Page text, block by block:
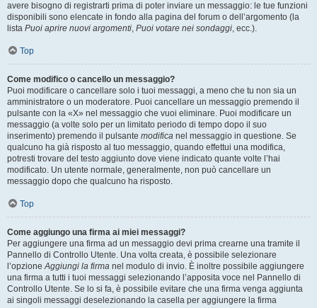
avere bisogno di registrarti prima di poter inviare un messaggio: le tue funzioni
disponibili sono elencate in fondo alla pagina del forum o dell’argomento (la
lista Puoi aprire nuovi argomenti, Puoi votare nei sondaggi, ecc.).
Top
Come modifico o cancello un messaggio?
Puoi modificare o cancellare solo i tuoi messaggi, a meno che tu non sia un
amministratore o un moderatore. Puoi cancellare un messaggio premendo il
pulsante con la «X» nel messaggio che vuoi eliminare. Puoi modificare un
messaggio (a volte solo per un limitato periodo di tempo dopo il suo
inserimento) premendo il pulsante modifica nel messaggio in questione. Se
qualcuno ha già risposto al tuo messaggio, quando effettui una modifica,
potresti trovare del testo aggiunto dove viene indicato quante volte l’hai
modificato. Un utente normale, generalmente, non può cancellare un
messaggio dopo che qualcuno ha risposto.
Top
Come aggiungo una firma ai miei messaggi?
Per aggiungere una firma ad un messaggio devi prima crearne una tramite il
Pannello di Controllo Utente. Una volta creata, è possibile selezionare
l’opzioneAggiungi la firma nel modulo di invio. È inoltre possibile aggiungere
una firma a tutti i tuoi messaggi selezionando l’apposita voce nel Pannello di
Controllo Utente. Se lo si fa, è possibile evitare che una firma venga aggiunta
ai singoli messaggi deselezionando la casella per aggiungere la firma